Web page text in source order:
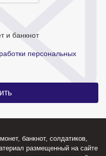
и банкнот
персональных
банкнот, солдатиков,
размещенный на сайте